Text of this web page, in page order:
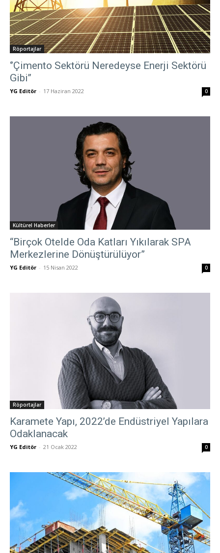
Röportajlar
‘’Çimento Sektörü Neredeyse Enerji Sektörü
Gibi’’
YG Editör - 17 Haziran 2022 0
Kültürel Haberler
“Birçok Otelde Oda Katları Yıkılarak SPA
Merkezlerine Dönüştürülüyor”
YG Editör - 15 Nisan 2022 0
Röportajlar
Karamete Yapı, 2022’de Endüstriyel Yapılara
Odaklanacak
YG Editör - 21 Ocak 2022 0